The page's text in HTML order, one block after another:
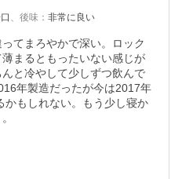
、 後味 ： 非常に良い
てまろやかで深い。ロック
まるともったいない感じが
と冷やして少しずつ飲んで
年製造だったが今は2017年
もしれない。もう少し寝か